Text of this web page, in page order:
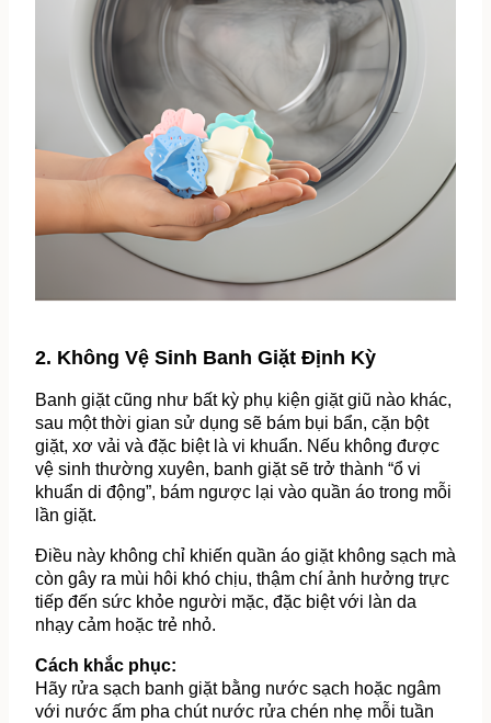
2. Không Vệ Sinh Banh Giặt Định Kỳ
Banh giặt cũng như bất kỳ phụ kiện giặt giũ nào khác,
sau một thời gian sử dụng sẽ bám bụi bẩn, cặn bột
giặt, xơ vải và đặc biệt là vi khuẩn. Nếu không được
vệ sinh thường xuyên, banh giặt sẽ trở thành “ổ vi
khuẩn di động”, bám ngược lại vào quần áo trong mỗi
lần giặt.
Điều này không chỉ khiến quần áo giặt không sạch mà
còn gây ra mùi hôi khó chịu, thậm chí ảnh hưởng trực
tiếp đến sức khỏe người mặc, đặc biệt với làn da
nhạy cảm hoặc trẻ nhỏ.
Cách khắc phục:
Hãy rửa sạch banh giặt bằng nước sạch hoặc ngâm
với nước ấm pha chút nước rửa chén nhẹ mỗi tuần